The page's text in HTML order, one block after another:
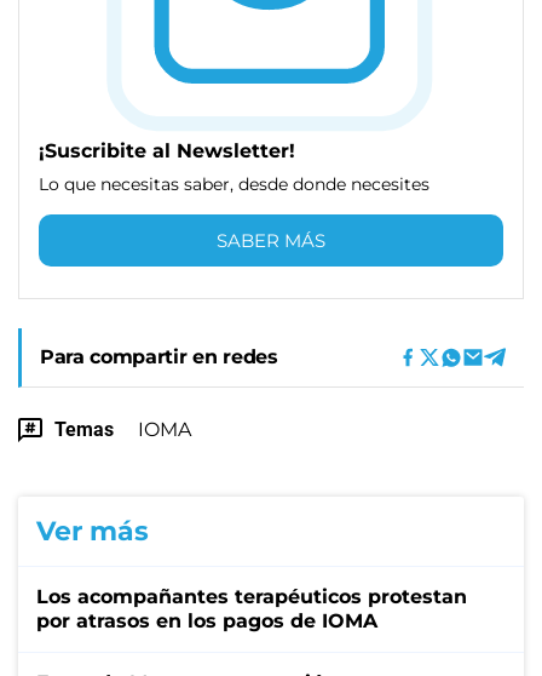
¡Suscribite al Newsletter!
Lo que necesitas saber, desde donde necesites
SABER MÁS
Para compartir en redes
Temas IOMA
Ver más
Los acompañantes terapéuticos protestan
por atrasos en los pagos de IOMA